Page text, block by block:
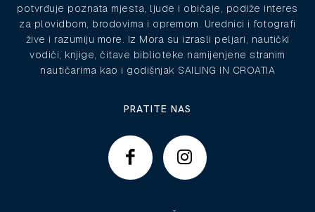
potvrđuje poznata mjesta, ljude i običaje, podiže interes
za plovidbom, brodovima i opremom. Urednici i fotografi
žive i razumiju more. Iz Mora su izrasli peljari, nautički
vodiči, knjige, čitave biblioteke namijenjene stranim
nautičarima kao i godišnjak SAILING IN CROATIA
PRATITE NAS